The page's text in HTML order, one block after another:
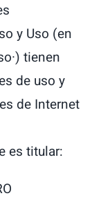
y Uso (en
tienen
de uso y
de Internet
es titular: